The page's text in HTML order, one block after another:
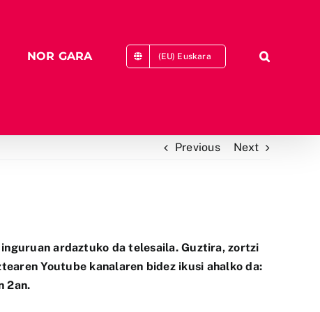
NOR GARA (EU) Euskara
Previous Next
ardaztuko da telesaila. Guztira, zortzi
Youtube kanalaren bidez ikusi ahalko da:
2an.